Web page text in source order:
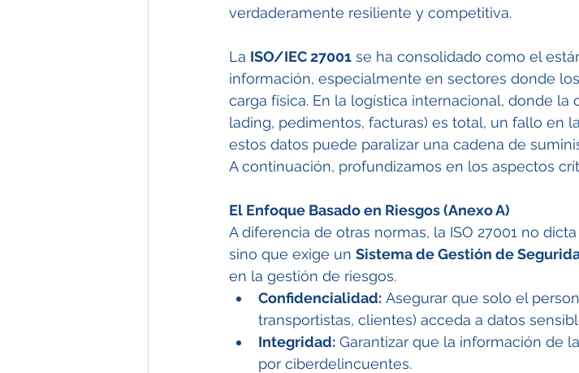
verdaderamente resiliente y competitiva.
La ISO/IEC 27001 se ha consolidado como el
información, especialmente en sectores donde
carga física. En la logística internacional, donde
lading, pedimentos, facturas) es total, un fallo en
estos datos puede paralizar una cadena de
A continuación, profundizamos en los aspectos
El Enfoque Basado en Riesgos (Anexo A)
A diferencia de otras normas, la ISO 27001 no
sino que exige un Sistema de Gestión de
en la gestión de riesgos.
Confidencialidad: Asegurar que solo el
transportistas, clientes) acceda a datos
Integridad: Garantizar que la información de
por ciberdelincuentes.